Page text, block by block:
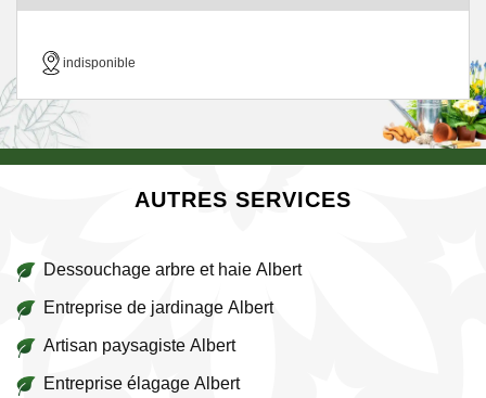
indisponible
AUTRES SERVICES
Dessouchage arbre et haie Albert
Entreprise de jardinage Albert
Artisan paysagiste Albert
Entreprise élagage Albert